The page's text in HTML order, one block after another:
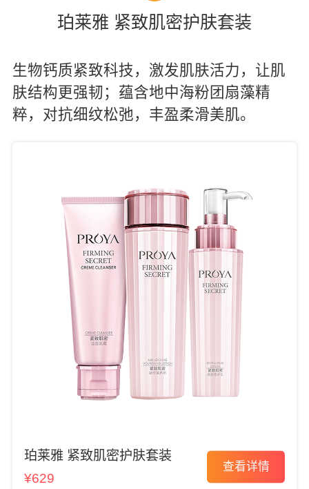
珀莱雅 紧致肌密护肤套装
生物钙质紧致科技，激发肌肤活力，让肌
肤结构更强韧；蕴含地中海粉团扇藻精
粹，对抗细纹松弛，丰盈柔滑美肌。
珀莱雅 紧致肌密护肤套装
¥629
查看详情